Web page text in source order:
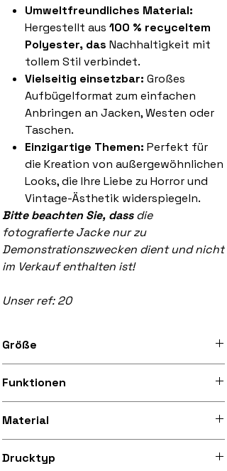
Umweltfreundliches Material:
Hergestellt aus 100 % recyceltem
Polyester, das Nachhaltigkeit mit
tollem Stil verbindet.
Vielseitig einsetzbar: Großes
Aufbügelformat zum einfachen
Anbringen an Jacken, Westen oder
Taschen.
Einzigartige Themen: Perfekt für
die Kreation von außergewöhnlichen
Looks, die Ihre Liebe zu Horror und
Vintage-Ästhetik widerspiegeln.
Bitte beachten Sie, dassdie
fotografierte Jacke nur zu
Demonstrationszwecken dient und nicht
im Verkauf enthalten ist!
Unser ref: 20
Größe
(20,3 cm x 30,5 cm) und 9,5 Zoll x 13,5
Zoll (24,1 cm x 34,3 cm)
Funktionen
Material
Mikrofasergewebe (aus recyceltem
Drucktyp